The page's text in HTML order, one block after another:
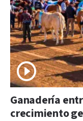
Ganadería
crecimiento